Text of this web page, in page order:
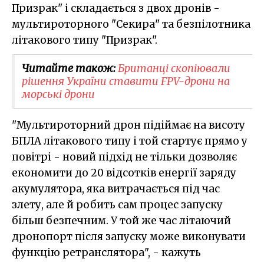
Призрак" і складається з двох дронів -
мультироторного "Секира" та безпілотника
літакового типу "Призрак".
Читайте також:Британці скопіювали
рішення України ставити FPV-дрони на
морські дрони
"Мультироторний дрон підіймає на висоту
БПЛА літакового типу і той стартує прямо у
повітрі - новий підхід не тільки дозволяє
економити до 20 відсотків енергії заряду
акумулятора, яка витрачається під час
злету, але й робить сам процес запуску
більш безпечним. У той же час літаючий
дронопорт після запуску може виконувати
функцію ретранслятора", - кажуть